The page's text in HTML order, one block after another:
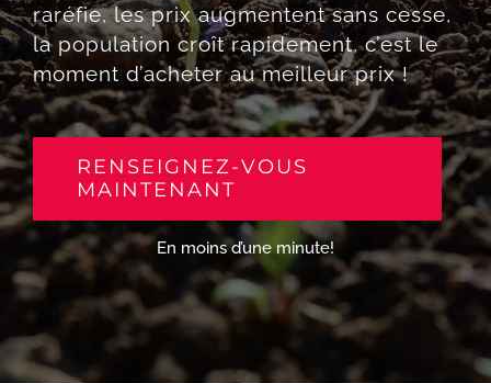
raréfie, les prix augmentent sans cesse,
la population croît rapidement, c’est le
moment d’acheter au meilleur prix !
RENSEIGNEZ-VOUS
MAINTENANT
En moins d’une minute!